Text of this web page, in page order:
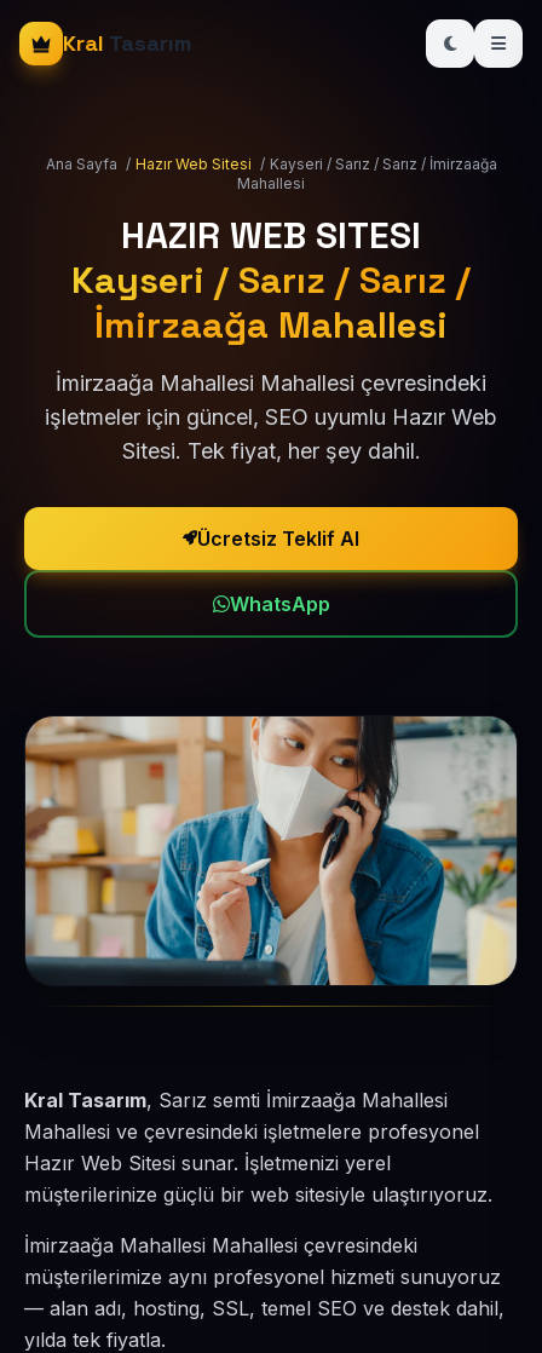
Kral Tasarım
Ana Sayfa / Hazır Web Sitesi / Kayseri / Sarız / Sarız / İmirzaağa
Mahallesi
HAZIR WEB SITESI
Kayseri / Sarız / Sarız /
İmirzaağa Mahallesi
İmirzaağa Mahallesi Mahallesi çevresindeki
işletmeler için güncel, SEO uyumlu Hazır Web
Sitesi. Tek fiyat, her şey dahil.
Ücretsiz Teklif Al
WhatsApp
Kral Tasarım, Sarız semti İmirzaağa Mahallesi
Mahallesi ve çevresindeki işletmelere profesyonel
Hazır Web Sitesi sunar. İşletmenizi yerel
müşterilerinize güçlü bir web sitesiyle ulaştırıyoruz.
İmirzaağa Mahallesi Mahallesi çevresindeki
müşterilerimize aynı profesyonel hizmeti sunuyoruz
— alan adı, hosting, SSL, temel SEO ve destek dahil,
yılda tek fiyatla.